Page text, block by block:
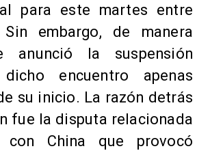
para este martes entre
embargo, de manera
anunció la suspensión
encuentro apenas
su inicio. La razón detrás
fue la disputa relacionada
China que provocó